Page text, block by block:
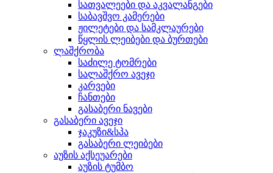
სათვალეები და აკვალანგები
საბავშვო კამერები
ჟილეტები და სამკლაურები
წყლის ლეიბები და ბურთები
ლაშქრობა
საძილე ტომრები
სალაშქრო ავეჯი
კარვები
ჩანთები
გასაბერი ნავები
გასაბერი ავეჯი
ჯაკუზი&სპა
გასაბერი ლეიბები
აუზის აქსეუარები
აუზის ტუმბო